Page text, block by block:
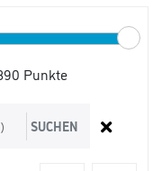
Punkte
SUCHEN